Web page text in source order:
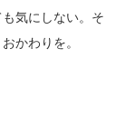
気にしない。そ
かわりを。